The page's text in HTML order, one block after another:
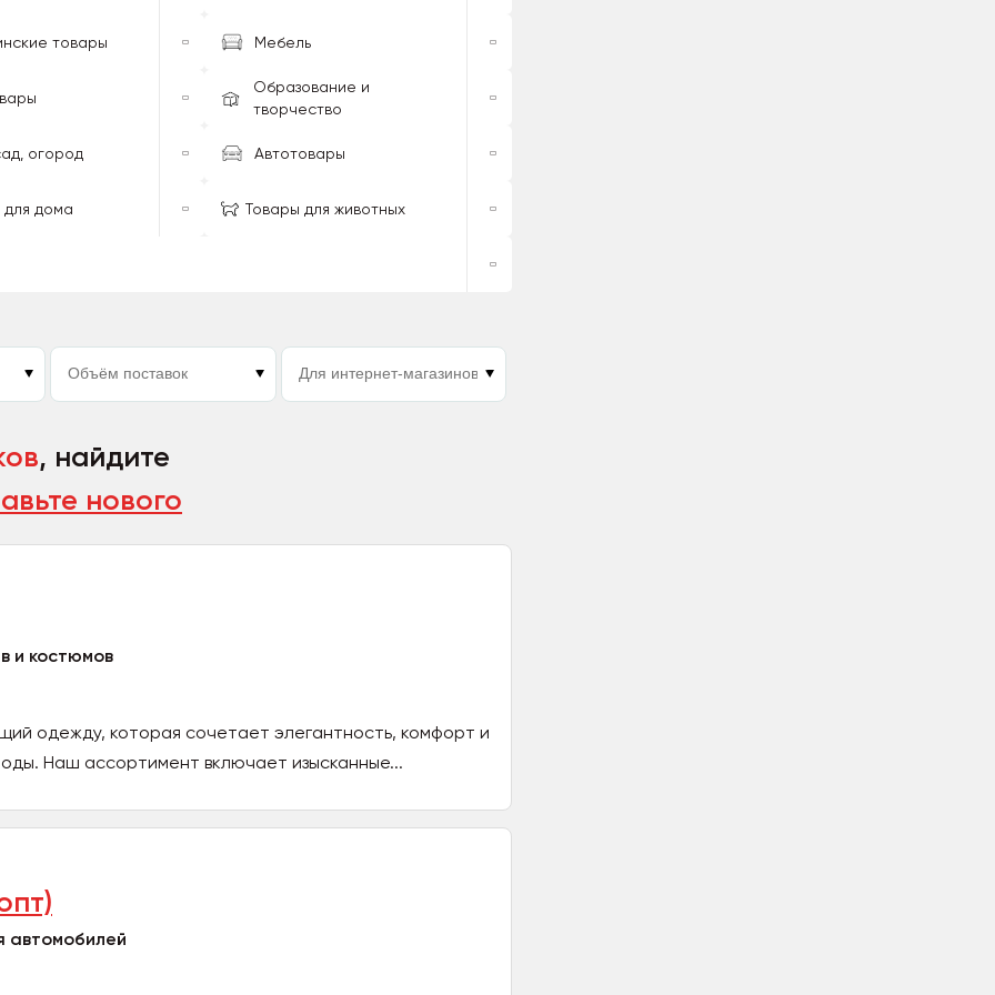
товары Мебель
Образование и
творчество
огород Автотовары
для дома Товары для животных
, найдите
нового
и костюмов
одежду, которая сочетает элегантность, комфорт и
Наш ассортимент включает изысканные...
автомобилей